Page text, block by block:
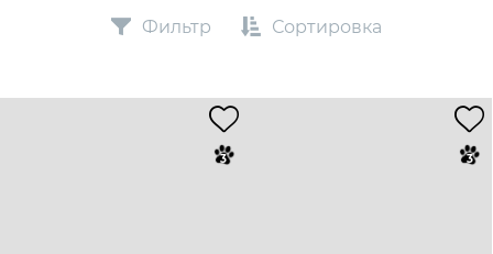
Фильтр Сортировка